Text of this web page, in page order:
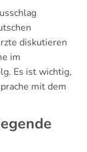
diskutieren
im
Es ist wichtig,
mit dem